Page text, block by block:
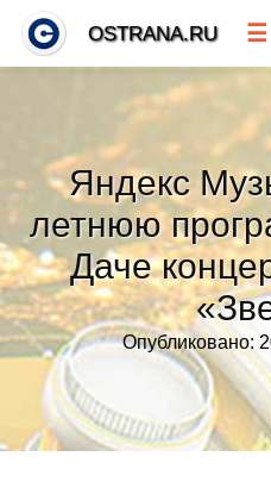
Яндекс
летнюю
Даче
Опубликовано:
OSTRANA.RU ☰
Тренды новостей »
Рубрики»
Правила»
Контакт»